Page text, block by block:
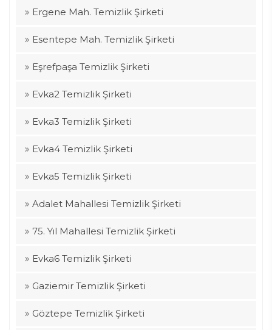
Ergene Mah. Temizlik Şirketi
Esentepe Mah. Temizlik Şirketi
Eşrefpaşa Temizlik Şirketi
Evka2 Temizlik Şirketi
Evka3 Temizlik Şirketi
Evka4 Temizlik Şirketi
Evka5 Temizlik Şirketi
Adalet Mahallesi Temizlik Şirketi
75. Yıl Mahallesi Temizlik Şirketi
Evka6 Temizlik Şirketi
Gaziemir Temizlik Şirketi
Göztepe Temizlik Şirketi